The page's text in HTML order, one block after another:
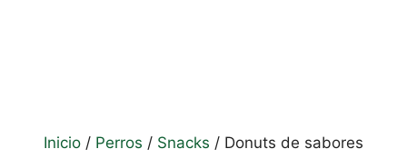
Inicio / Perros / Snacks / Donuts de sabores